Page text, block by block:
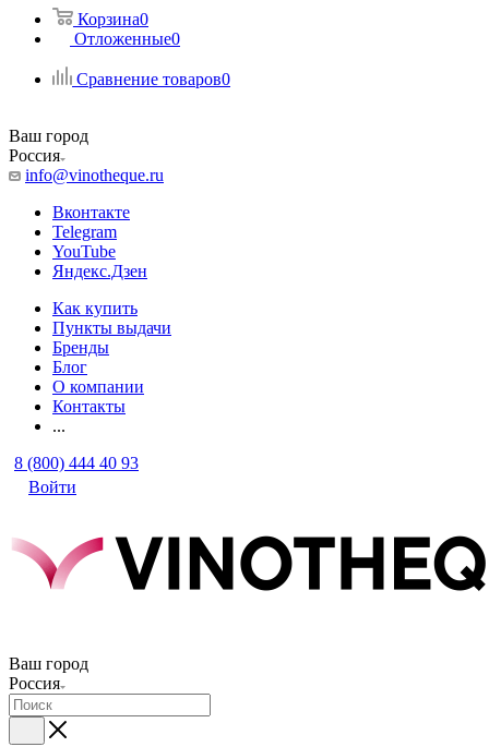
Корзина0
Отложенные0
Сравнение товаров0
Ваш город
Россия
info@vinotheque.ru
Вконтакте
Telegram
YouTube
Яндекс.Дзен
Как купить
Пункты выдачи
Бренды
Блог
О компании
Контакты
...
8 (800) 444 40 93
Войти
Ваш город
Россия